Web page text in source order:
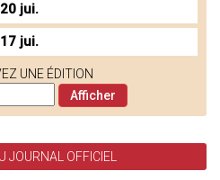
20 jui.
17 jui.
UNE ÉDITION
JOURNAL OFFICIEL